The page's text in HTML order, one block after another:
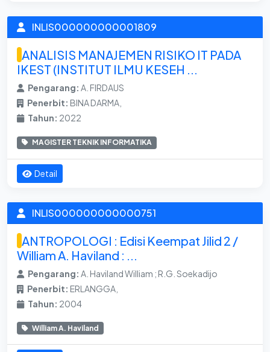
INLIS000000000001809
ANALISIS MANAJEMEN RISIKO IT PADA
IKEST (INSTITUT ILMU KESEH ...
Pengarang: A. FIRDAUS
Penerbit: BINA DARMA,
Tahun: 2022
MAGISTER TEKNIK INFORMATIKA
Detail
INLIS000000000000751
ANTROPOLOGI : Edisi Keempat Jilid 2 /
William A. Haviland : ...
Pengarang: A. Haviland William ; R.G. Soekadijo
Penerbit: ERLANGGA,
Tahun: 2004
William A. Haviland